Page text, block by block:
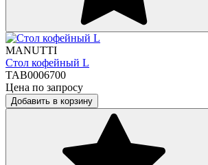
MANUTTI
Стол кофейный L
TAB0006700
Цена по запросу
Добавить в корзину